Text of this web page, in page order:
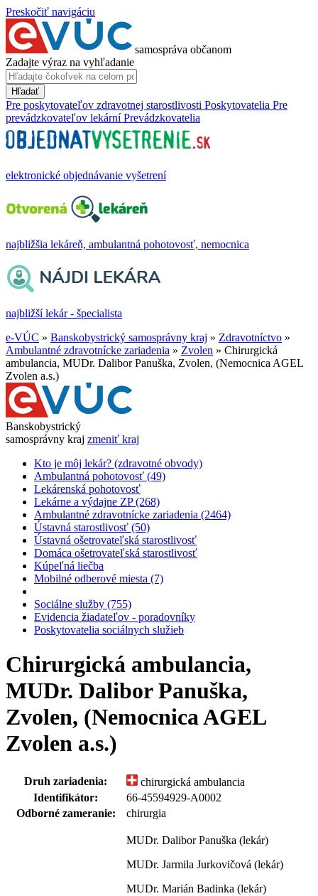
Preskočiť navigáciu
samospráva občanom
Zadajte výraz na vyhľadanie
Hľadať
Pre poskytovateľov zdravotnej starostlivosti Poskytovatelia Pre
prevádzkovateľov lekární Prevádzkovatelia
elektronické objednávanie vyšetrení
najbližšia lekáreň, ambulantná pohotovosť, nemocnica
najbližší lekár - špecialista
e-VÚC » Banskobystrický samosprávny kraj » Zdravotníctvo »
Ambulantné zdravotnícke zariadenia » Zvolen » Chirurgická
ambulancia, MUDr. Dalibor Panuška, Zvolen, (Nemocnica AGEL
Zvolen a.s.)
Banskobystrický
samosprávny kraj zmeniť kraj
Kto je môj lekár? (zdravotné obvody)
Ambulantná pohotovosť (49)
Lekárenská pohotovosť
Lekárne a výdajne ZP (268)
Ambulantné zdravotnícke zariadenia (2464)
Ústavná starostlivosť (50)
Ústavná ošetrovateľská starostlivosť
Domáca ošetrovateľská starostlivosť
Kúpeľná liečba
Mobilné odberové miesta (7)
Sociálne služby (755)
Evidencia žiadateľov - poradovníky
Poskytovatelia sociálnych služieb
Chirurgická ambulancia,
MUDr. Dalibor Panuška,
Zvolen, (Nemocnica AGEL
Zvolen a.s.)
Druh zariadenia:
chirurgická ambulancia
Identifikátor:
66-45594929-A0002
Odborné zameranie:
chirurgia
MUDr. Dalibor Panuška (lekár)
MUDr. Jarmila Jurkovičová (lekár)
MUDr. Marián Badinka (lekár)